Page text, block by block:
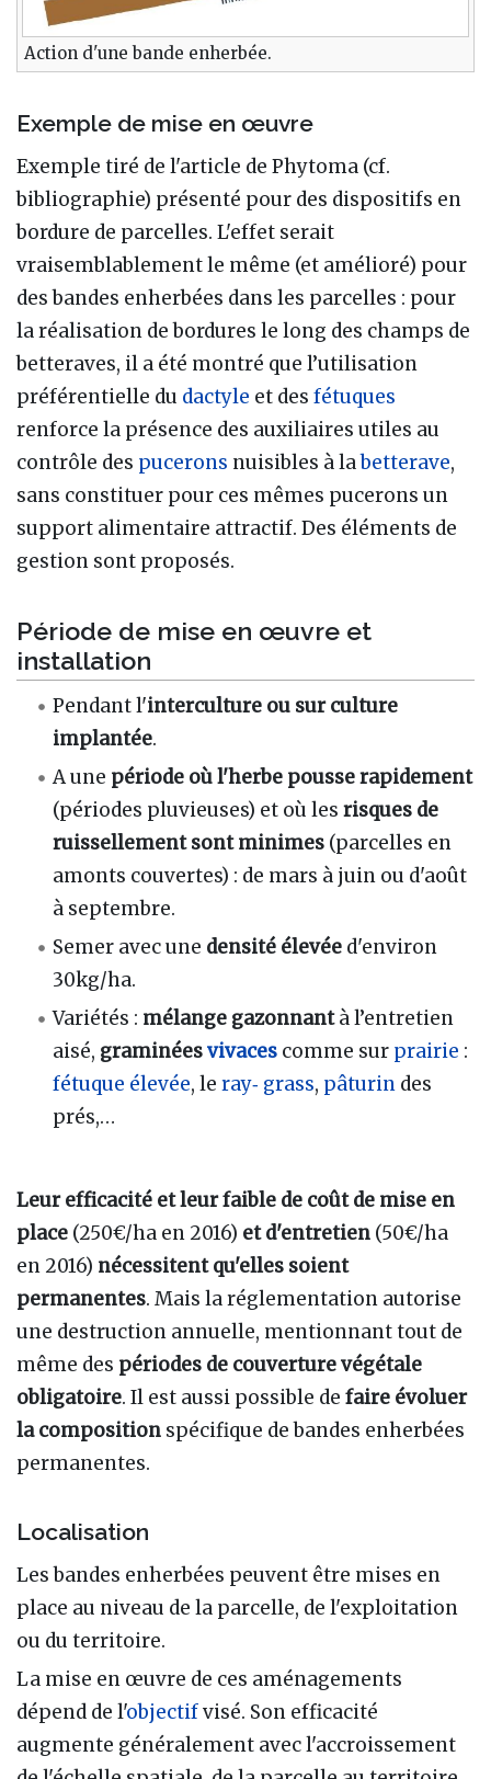
Action d'une bande enherbée.
Exemple de mise en œuvre
Exemple tiré de l'article de Phytoma (cf.
bibliographie) présenté pour des dispositifs en
bordure de parcelles. L'effet serait
vraisemblablement le même (et amélioré) pour
des bandes enherbées dans les parcelles : pour
la réalisation de bordures le long des champs de
betteraves, il a été montré que l’utilisation
préférentielle du dactyle et des fétuques
renforce la présence des auxiliaires utiles au
contrôle des pucerons nuisibles à labetterave,
sans constituer pour ces mêmes pucerons un
support alimentaire attractif. Des éléments de
gestion sont proposés.
Période de mise en œuvre et
installation
Pendant l'interculture ou sur culture
implantée.
A une période où l'herbe pousse rapidement
(périodes pluvieuses) et où lesrisques de
ruissellement sont minimes (parcelles en
amonts couvertes) : de mars à juin ou d'août
à septembre.
Semer avec une densité élevée d'environ
30kg/ha.
Variétés : mélange gazonnantà l’entretien
aisé, graminéesvivaces comme sur prairie :
fétuque élevée, leray‐ grass, pâturin des
prés,…
Leur efficacité et leur faible de coût de mise en
place (250€/ha en 2016) et d'entretien (50€/ha
en 2016) nécessitent qu'elles soient
permanentes. Mais la réglementation autorise
une destruction annuelle, mentionnant tout de
même des périodes de couverture végétale
obligatoire. Il est aussi possible de faire évoluer
la composition spécifique de bandes enherbées
permanentes.
Localisation
Les bandes enherbées peuvent être mises en
place au niveau de la parcelle, de l'exploitation
ou du territoire.
La mise en œuvre de ces aménagements
dépend de l'objectifvisé. Son efficacité
augmente généralement avec l'accroissement